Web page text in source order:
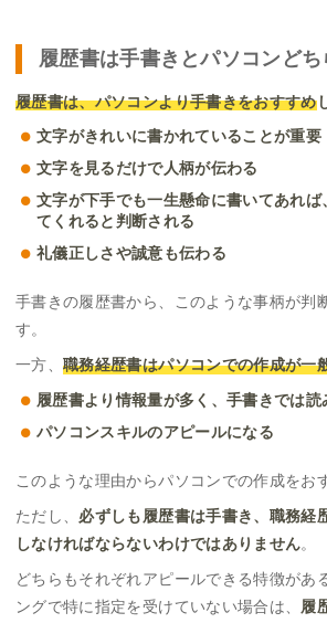
履歴書は手書きとパソコンどち
履歴書は、パソコンより手書きをおすすめ
文字がきれいに書かれていることが重要
文字を見るだけで人柄が伝わる
文字が下手でも一生懸命に書いてあれば
てくれると判断される
礼儀正しさや誠意も伝わる
手書きの履歴書から、このような事柄が判
す。
一方、職務経歴書はパソコンでの作成が一
履歴書より情報量が多く、手書きでは読
パソコンスキルのアピールになる
このような理由からパソコンでの作成をお
ただし、 必ずしも履歴書は手書き、職務経
しなければならないわけではありません。
どちらもそれぞれアピールできる特徴があ
ングで特に指定を受けていない場合は、 履